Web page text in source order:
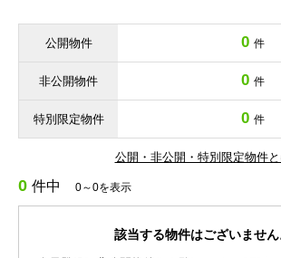
公開物件 0 件
非公開物件 0 件
特別限定物件 0 件
公開・非公開・特別限定物件
0 件中 0～0を表示
該当する物件はございません